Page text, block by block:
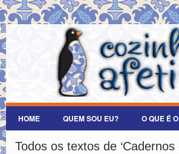
HOME QUEM SOU EU? O QUE É
Todos os textos de